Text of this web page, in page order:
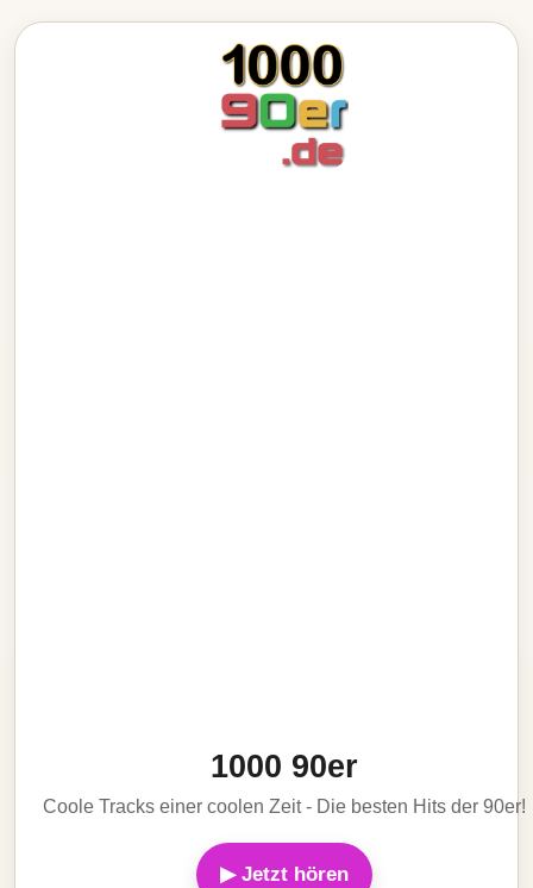
1000 90er
Coole Tracks einer coolen Zeit - Die besten Hits der 90er!
▶ Jetzt hören